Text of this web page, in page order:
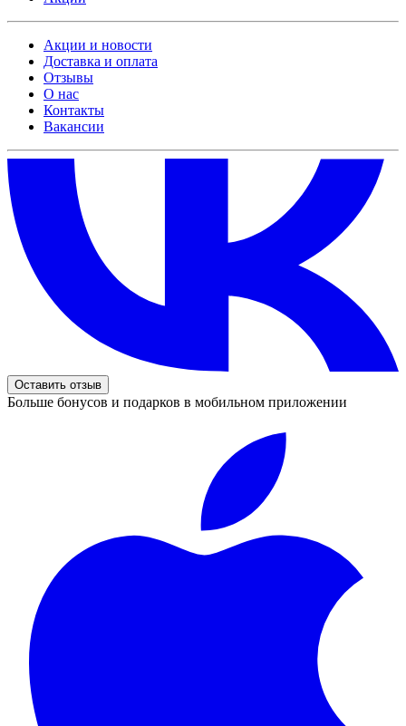
Акции и новости
Доставка и оплата
Отзывы
О нас
Контакты
Вакансии
Оставить отзыв
Больше бонусов и подарков в мобильном приложении